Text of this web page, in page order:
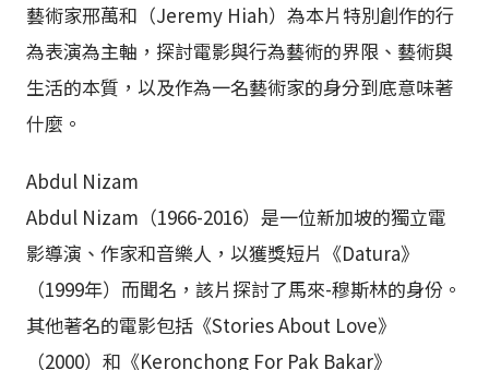
藝術家邢萬和（Jeremy Hiah）為本片特別創作的行
為表演為主軸，探討電影與行為藝術的界限、藝術與
生活的本質，以及作為一名藝術家的身分到底意味著
什麼。
Abdul Nizam
Abdul Nizam（1966-2016）是一位新加坡的獨立電
影導演、作家和音樂人，以獲獎短片《Datura》
（1999年）而聞名，該片探討了馬來-穆斯林的身份。
其他著名的電影包括《Stories About Love》
（2000）和《Keronchong For Pak Bakar》